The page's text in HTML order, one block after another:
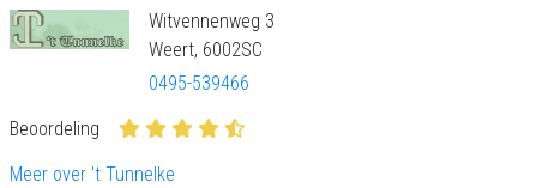
Witvennenweg 3
Weert, 6002SC
0495-539466
Beoordeling
Meer over 't Tunnelke